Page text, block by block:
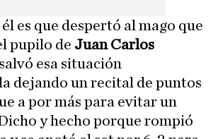
es que despertó al mago que
pupilo de Juan Carlos
esa situación
dejando un recital de puntos
a por más para evitar un
y hecho porque rompió